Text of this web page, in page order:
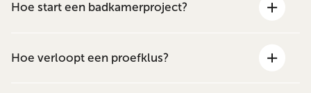
Hoe start een badkamerproject?
Hoe verloopt een proefklus?